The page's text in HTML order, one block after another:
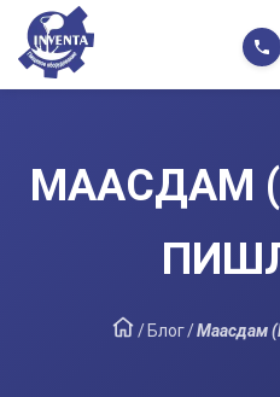
МААСДАМ
/ Блог/Маасдам